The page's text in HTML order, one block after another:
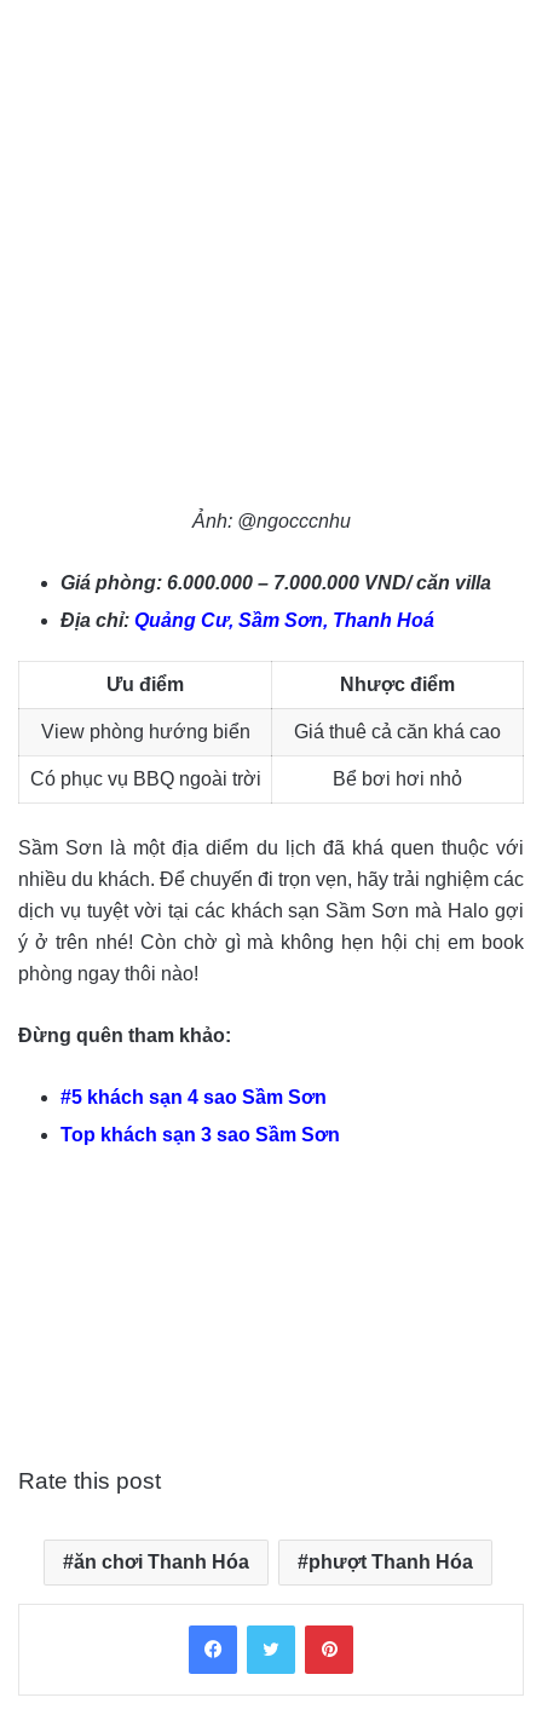
Ảnh: @ngocccnhu
Giá phòng: 6.000.000 – 7.000.000 VND/ căn villa
Địa chỉ: Quảng Cư, Sầm Sơn, Thanh Hoá
Ưu điểm Nhược điểm
View phòng hướng biển Giá thuê cả căn khá cao
Có phục vụ BBQ ngoài trời Bể bơi hơi nhỏ
Sầm Sơn là một địa diểm du lịch đã khá quen thuộc với
nhiều du khách. Để chuyến đi trọn vẹn, hãy trải nghiệm các
dịch vụ tuyệt vời tại các khách sạn Sầm Sơn mà Halo gợi
ý ở trên nhé! Còn chờ gì mà không hẹn hội chị em book
phòng ngay thôi nào!
Đừng quên tham khảo:
#5 khách sạn 4 sao Sầm Sơn
Top khách sạn 3 sao Sầm Sơn
Rate this post
ăn chơi Thanh Hóa phượt Thanh Hóa
FacebookTwitter Pinterest